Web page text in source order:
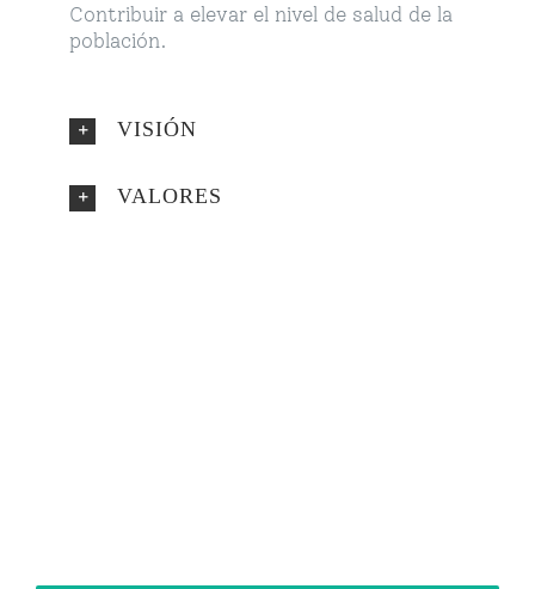
Contribuir a elevar el nivel de salud de la
población.
VISIÓN
VALORES